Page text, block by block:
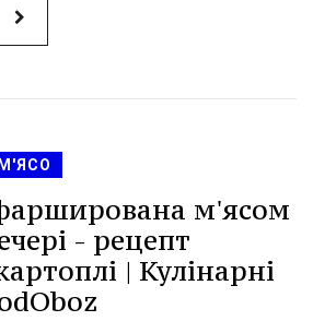
М'ЯСО
м'ясом
- рецепт
| Кулінарні